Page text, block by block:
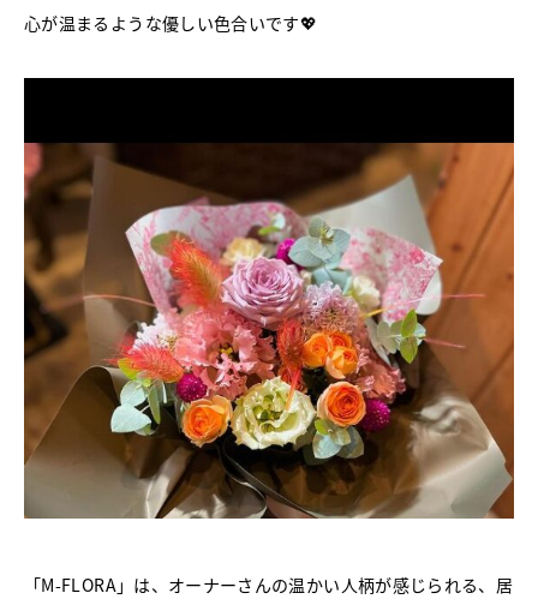
心が温まるような優しい色合いです💖
「M-FLORA」は、オーナーさんの温かい人柄が感じられる、居